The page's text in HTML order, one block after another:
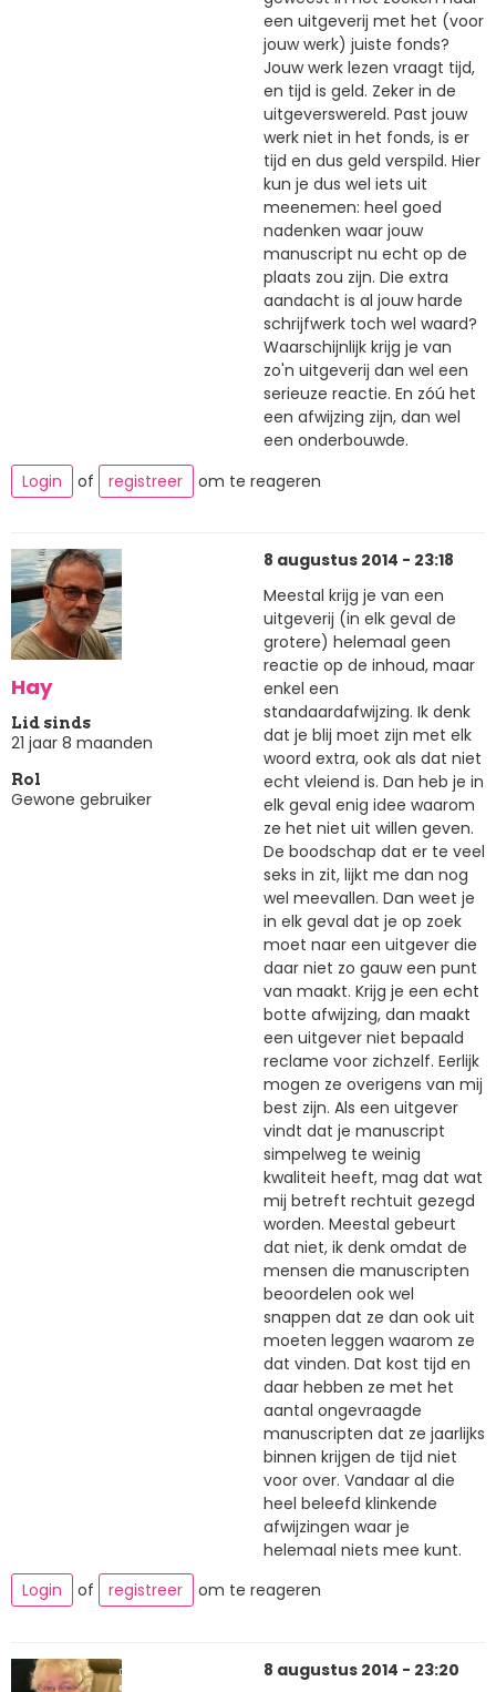
een uitgeverij met het (voor
jouw werk) juiste fonds?
Jouw werk lezen vraagt tijd,
en tijd is geld. Zeker in de
uitgeverswereld. Past jouw
werk niet in het fonds, is er
tijd en dus geld verspild. Hier
kun je dus wel iets uit
meenemen: heel goed
nadenken waar jouw
manuscript nu echt op de
plaats zou zijn. Die extra
aandacht is al jouw harde
schrijfwerk toch wel waard?
Waarschijnlijk krijg je van
zo'n uitgeverij dan wel een
serieuze reactie. En zóú het
een afwijzing zijn, dan wel
een onderbouwde.
Login
of registreer om te reageren
Hay
Lid sinds
21 jaar 8 maanden
Rol
Gewone gebruiker
8 augustus 2014 - 23:18
Meestal krijg je van een
uitgeverij (in elk geval de
grotere) helemaal geen
reactie op de inhoud, maar
enkel een
standaardafwijzing. Ik denk
dat je blij moet zijn met elk
woord extra, ook als dat niet
echt vleiend is. Dan heb je in
elk geval enig idee waarom
ze het niet uit willen geven.
De boodschap dat er te veel
seks in zit, lijkt me dan nog
wel meevallen. Dan weet je
in elk geval dat je op zoek
moet naar een uitgever die
daar niet zo gauw een punt
van maakt. Krijg je een echt
botte afwijzing, dan maakt
een uitgever niet bepaald
reclame voor zichzelf. Eerlijk
mogen ze overigens van mij
best zijn. Als een uitgever
vindt dat je manuscript
simpelweg te weinig
kwaliteit heeft, mag dat wat
mij betreft rechtuit gezegd
worden. Meestal gebeurt
dat niet, ik denk omdat de
mensen die manuscripten
beoordelen ook wel
snappen dat ze dan ook uit
moeten leggen waarom ze
dat vinden. Dat kost tijd en
daar hebben ze met het
aantal ongevraagde
manuscripten dat ze jaarlijks
binnen krijgen de tijd niet
voor over. Vandaar al die
heel beleefd klinkende
afwijzingen waar je
helemaal niets mee kunt.
Login
of registreer om te reageren
8 augustus 2014 - 23:20